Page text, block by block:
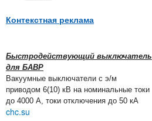
Контекстная реклама
Быстродействующий выключатель
для БАВР
Вакуумные выключатели с э/м
приводом 6(10) кВ на номинальные токи
до 4000 А, токи отключения до 50 кА
chc.su